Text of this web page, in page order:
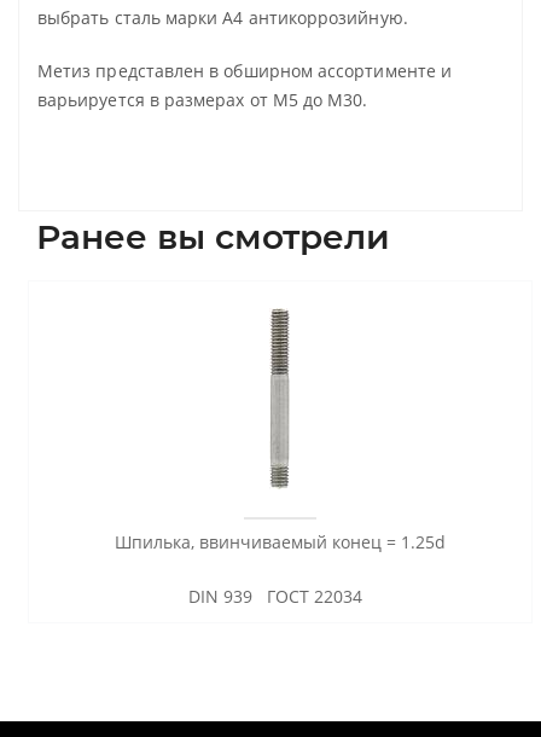
выбрать сталь марки А4 антикоррозийную.
Метиз представлен в обширном ассортименте и
варьируется в размерах от М5 до М30.
Ранее вы смотрели
Шпилька, ввинчиваемый конец = 1.25d
DIN 939 ГОСТ 22034